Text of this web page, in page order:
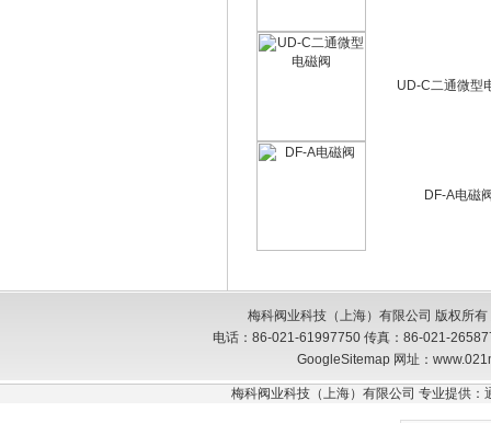
UD-C二通微型
DF-A电磁
梅科阀业科技（上海）有限公司 版权所
电话：86-021-61997750 传真：86-021-
GoogleSitemap网址：
梅科阀业科技（上海）有限公司 专业提供